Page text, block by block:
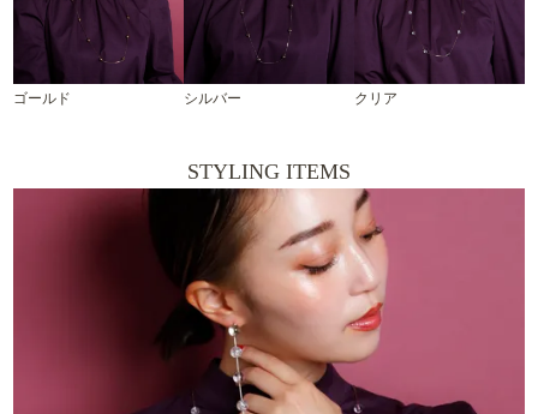
ゴールド シルバー クリア
STYLING ITEMS